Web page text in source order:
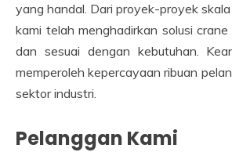
yang handal. Dari proyek-proyek
kami telah menghadirkan solusi
dan sesuai dengan kebutuhan.
memperoleh kepercayaan ribuan
sektor industri.
Pelanggan Kami